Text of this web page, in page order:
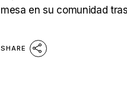
mesa en su comunidad
SHARE